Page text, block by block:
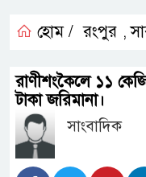
আহ্বান
মাছে মিলল মাইক্রোপ্লাস্টিক,
বাড়ীর মোঃ আঃ
হোম / রংপুর ,
রাণীশংকৈলে ১১
টাকা জরিমানা।
সাংবাদিক